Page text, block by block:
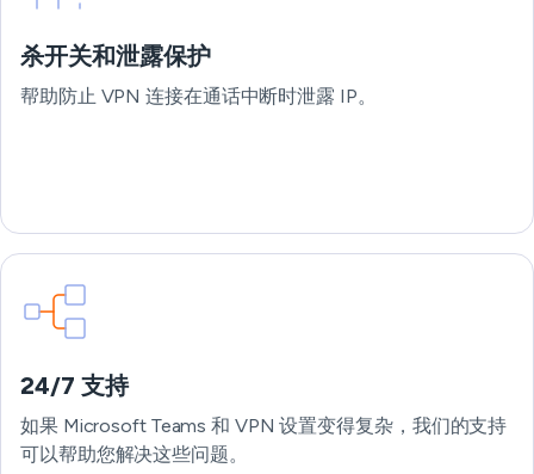
杀开关和泄露保护
帮助防止 VPN 连接在通话中断时泄露 IP。
24/7 支持
如果 Microsoft Teams 和 VPN 设置变得复杂，我们的支持
可以帮助您解决这些问题。